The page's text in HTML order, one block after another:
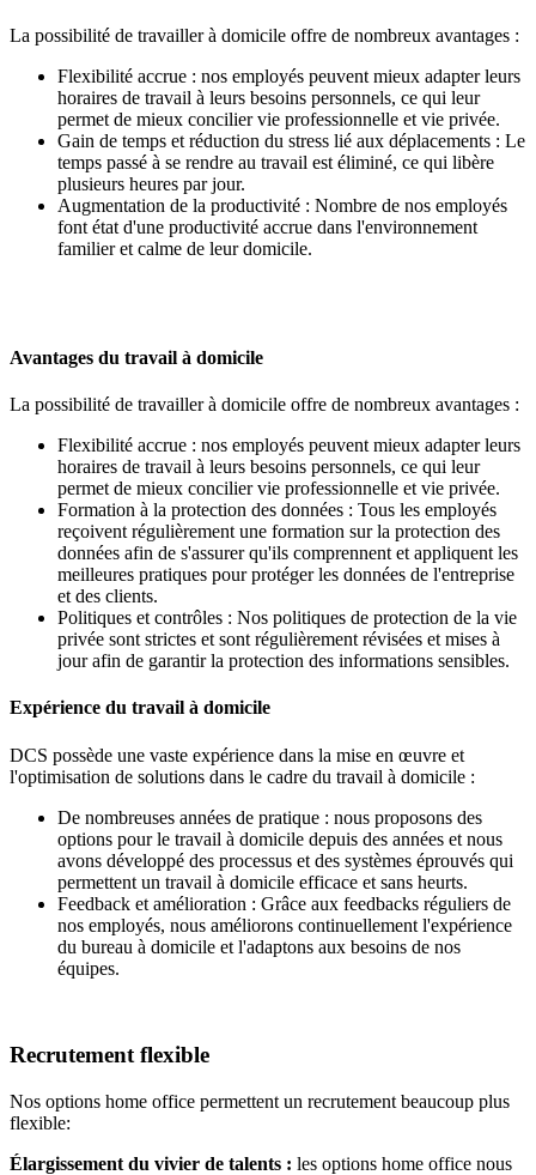
La possibilité de travailler à domicile offre de nombreux avantages :
Flexibilité accrue : nos employés peuvent mieux adapter leurs
horaires de travail à leurs besoins personnels, ce qui leur
permet de mieux concilier vie professionnelle et vie privée.
Gain de temps et réduction du stress lié aux déplacements : Le
temps passé à se rendre au travail est éliminé, ce qui libère
plusieurs heures par jour.
Augmentation de la productivité : Nombre de nos employés
font état d'une productivité accrue dans l'environnement
familier et calme de leur domicile.
Avantages du travail à domicile
La possibilité de travailler à domicile offre de nombreux avantages :
Flexibilité accrue : nos employés peuvent mieux adapter leurs
horaires de travail à leurs besoins personnels, ce qui leur
permet de mieux concilier vie professionnelle et vie privée.
Formation à la protection des données : Tous les employés
reçoivent régulièrement une formation sur la protection des
données afin de s'assurer qu'ils comprennent et appliquent les
meilleures pratiques pour protéger les données de l'entreprise
et des clients.
Politiques et contrôles : Nos politiques de protection de la vie
privée sont strictes et sont régulièrement révisées et mises à
jour afin de garantir la protection des informations sensibles.
Expérience du travail à domicile
DCS possède une vaste expérience dans la mise en œuvre et
l'optimisation de solutions dans le cadre du travail à domicile :
De nombreuses années de pratique : nous proposons des
options pour le travail à domicile depuis des années et nous
avons développé des processus et des systèmes éprouvés qui
permettent un travail à domicile efficace et sans heurts.
Feedback et amélioration : Grâce aux feedbacks réguliers de
nos employés, nous améliorons continuellement l'expérience
du bureau à domicile et l'adaptons aux besoins de nos
équipes.
Recrutement flexible
Nos options home office permettent un recrutement beaucoup plus
flexible:
Élargissement du vivier de talents : les options home office nous